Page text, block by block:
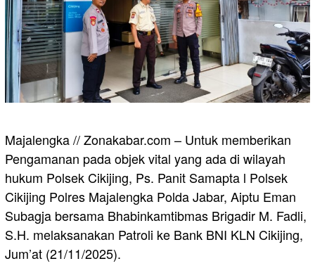
Majalengka // Zonakabar.com – Untuk memberikan
Pengamanan pada objek vital yang ada di wilayah
hukum Polsek Cikijing, Ps. Panit Samapta l Polsek
Cikijing Polres Majalengka Polda Jabar, Aiptu Eman
Subagja bersama Bhabinkamtibmas Brigadir M. Fadli,
S.H. melaksanakan Patroli ke Bank BNI KLN Cikijing,
Jum’at (21/11/2025).